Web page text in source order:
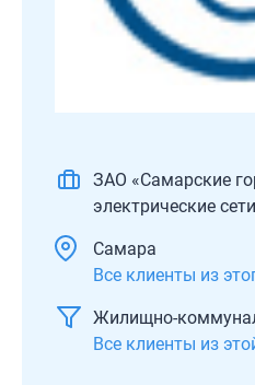
ЗАО «Самарские
электрические
Самара
Все клиенты из
Жилищно-
Все клиенты из